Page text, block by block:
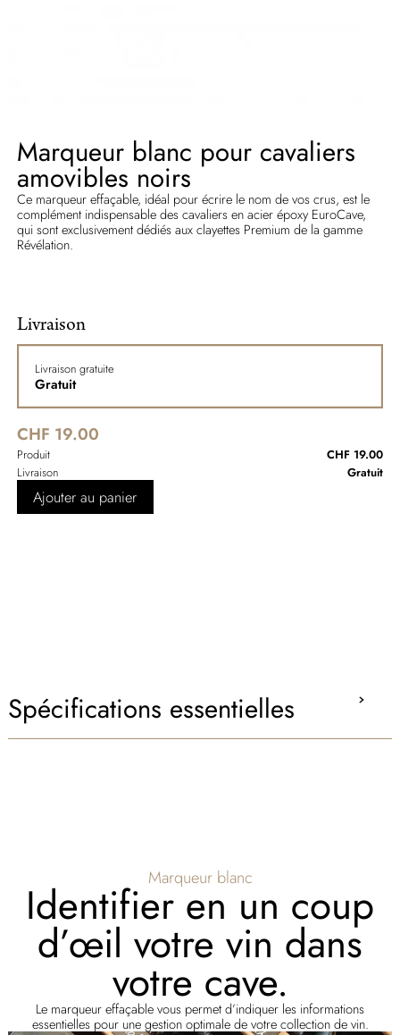
Marqueur blanc pour cavaliers
amovibles noirs
Ce marqueur effaçable, idéal pour écrire le nom de vos crus, est le
complément indispensable des cavaliers en acier époxy EuroCave,
qui sont exclusivement dédiés aux clayettes Premium de la gamme
Révélation.
Livraison
Livraison gratuite
Gratuit
CHF 19.00
Produit
CHF 19.00
Livraison
Gratuit
Ajouter au panier
Spécifications essentielles
Marqueur blanc
Identifier en un coup
d’œil votre vin dans
votre cave.
Le marqueur effaçable vous permet d’indiquer les informations
essentielles pour une gestion optimale de votre collection de vin.